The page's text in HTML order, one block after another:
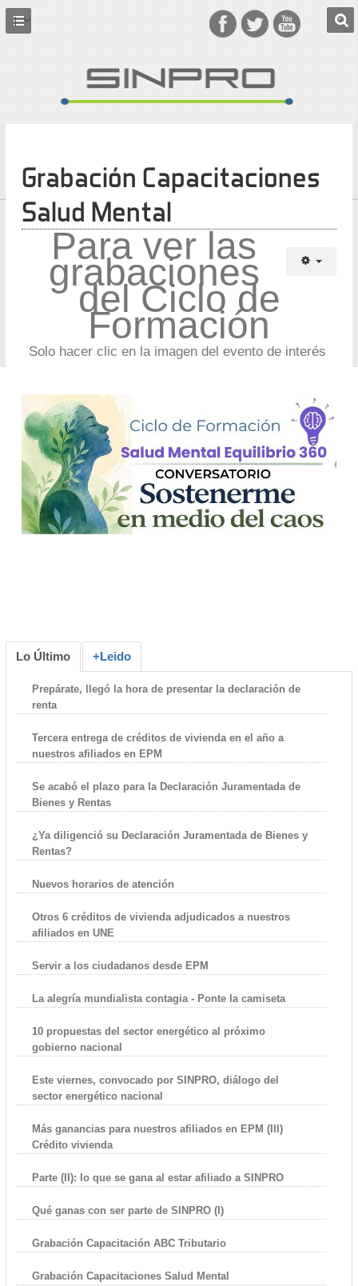
Grabación Capacitaciones
Salud Mental
Para ver las
grabaciones
del Ciclo de
Formación
Solo hacer clic en la imagen del evento de interés
Lo Último +Leido
Prepárate, llegó la hora de presentar la declaración de
renta
Tercera entrega de créditos de vivienda en el año a
nuestros afiliados en EPM
Se acabó el plazo para la Declaración Juramentada de
Bienes y Rentas
¿Ya diligenció su Declaración Juramentada de Bienes y
Rentas?
Nuevos horarios de atención
Otros 6 créditos de vivienda adjudicados a nuestros
afiliados en UNE
Servir a los ciudadanos desde EPM
La alegría mundialista contagia - Ponte la camiseta
10 propuestas del sector energético al próximo
gobierno nacional
Este viernes, convocado por SINPRO, diálogo del
sector energético nacional
Más ganancias para nuestros afiliados en EPM (III)
Crédito vivienda
Parte (II): lo que se gana al estar afiliado a SINPRO
Qué ganas con ser parte de SINPRO (I)
Grabación Capacitación ABC Tributario
Grabación Capacitaciones Salud Mental